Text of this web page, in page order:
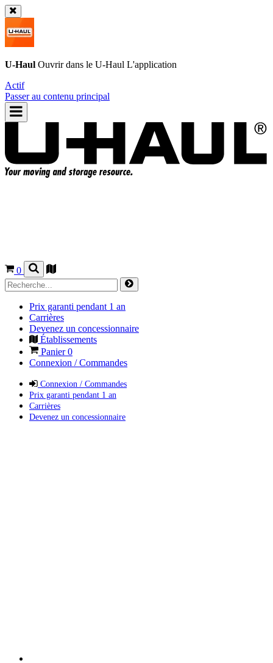
U-Haul Ouvrir dans le U-Haul L'application
Actif
Passer au contenu principal
0
Prix garanti pendant 1 an
Carrières
Devenez un concessionnaire
Établissements
Panier0
Connexion / Commandes
Connexion / Commandes
Prix garanti pendant 1 an
Carrières
Devenez un concessionnaire